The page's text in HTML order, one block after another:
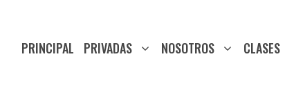
PRINCIPAL PRIVADAS NOSOTROS CLASES